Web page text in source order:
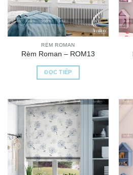
RÈM ROMAN
Rèm Roman – ROM13
ĐỌC TIẾP